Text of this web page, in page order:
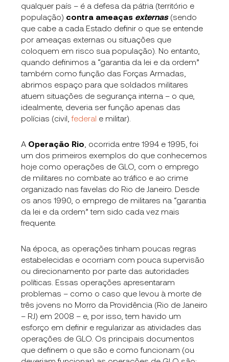
qualquer país – é a defesa da pátria (território e
população) contra ameaças externas (sendo
que cabe a cada Estado definir o que se entende
por ameaças externas ou situações que
coloquem em risco sua população). No entanto,
quando definimos a “garantia da lei e da ordem”
também como função das Forças Armadas,
abrimos espaço para que soldados militares
atuem situações de segurança interna – o que,
idealmente, deveria ser função apenas das
polícias (civil,federal e militar).
A Operação Rio , ocorrida entre 1994 e 1995, foi
um dos primeiros exemplos do que conhecemos
hoje como operações de GLO, com o emprego
de militares no combate ao tráfico e ao crime
organizado nas favelas do Rio de Janeiro. Desde
os anos 1990, o emprego de militares na “garantia
da lei e da ordem” tem sido cada vez mais
frequente.
Na época, as operações tinham poucas regras
estabelecidas e ocorriam com pouca supervisão
ou direcionamento por parte das autoridades
políticas. Essas operações apresentaram
problemas – como o caso que levou à morte de
três jovens no Morro da Providência (Rio de Janeiro
– RJ) em 2008 – e, por isso, tem havido um
esforço em definir e regularizar as atividades das
operações de GLO. Os principais documentos
que definem o que são e como funcionam (ou